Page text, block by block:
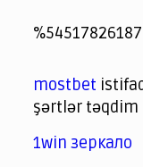
jeetcity
1xbet
jeet city casino
spintiger
Avabet
Spinrise
Crown Green
Crowngreen
슈가 러쉬1000
crazy time
parimatch.kr
winorio
winorio casino
winorio
mostbet
şərtlər təqdim
1win зеркало